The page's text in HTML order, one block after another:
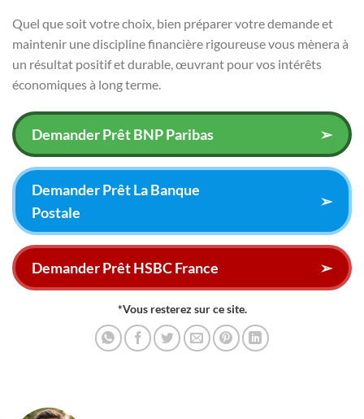
Quel que soit votre choix, bien préparer votre demande et
maintenir une discipline financière rigoureuse vous mènera à
un résultat positif et durable, œuvrant pour vos intérêts
économiques à long terme.
Demander Prêt BNP Paribas ➢
Demander Prêt La Banque
Postale
➢
Demander Prêt HSBC France ➢
*Vous resterez sur ce site.